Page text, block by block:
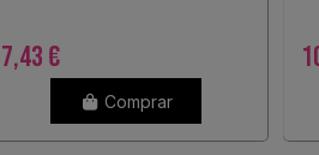
7,43 €
Comprar